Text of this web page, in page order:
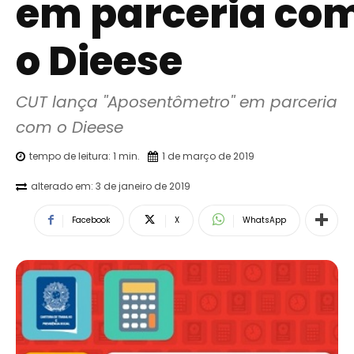
em parceria
o Dieese
CUT lança ''Aposentômetro'' em parceria
com o Dieese
tempo de leitura: 1 min. 1 de março de 2019
alterado em: 3 de janeiro de 2019
Facebook X WhatsApp